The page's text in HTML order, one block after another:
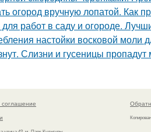
огород вручную лопатой. Как
работ в саду и огороде.
настойки восковой моли
Слизни и гусеницы
соглашение